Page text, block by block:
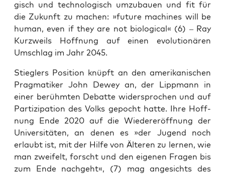
gisch und tech­no­lo­gisch umzu­bau­en und fit für
die Zukunft zu machen: »future machi­nes will be
human, even if they are not bio­lo­gi­cal« (6) – Ray
Kurz­weils Hoff­nung auf einen evo­lu­tio­nä­ren
Umschlag im Jahr 2045.
Stieglers Posi­ti­on knüpft an den ame­ri­ka­ni­schen
Prag­ma­ti­ker John ­Dew­ey an, der Lipp­mann in
einer berühm­ten Debat­te wider­spro­chen und auf
Par­ti­zi­pa­ti­on des Volks gepocht hat­te. Ihre Hoff­
nung Ende 2020 auf die Wie­der­eröff­nung der
Uni­ver­si­tä­ten, an denen es »der Jugend noch
erlaubt ist, mit der Hil­fe von Älte­ren zu ler­nen, wie
man zwei­felt, forscht und den eige­nen Fra­gen bis
zum Ende nach­geht«, (7) mag ange­sichts des